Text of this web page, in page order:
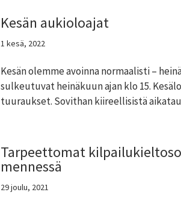
Kesän aukioloajat
1 kesä, 2022
Kesän olemme avoinna normaalisti –
sulkeutuvat heinäkuun ajan klo 15.
tuuraukset. Sovithan kiireellisistä
Tarpeettomat
mennessä
29 joulu, 2021